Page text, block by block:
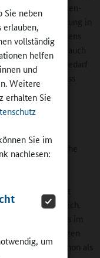
Sie neben
vollständig
helfen
und
Weitere
erhalten Sie
Sie im
nachlesen:
um
Fehlende Hallen-
Ausstattung in
meines Erachtens
Training gelingt auch
Dafür bedarf
Und man muss
was die Suche
angeht.
eine AG
der Elternzeit
Es lohnt sich.
Mitglied bei uns im
Zwei unterstützen
dort sogar schon als